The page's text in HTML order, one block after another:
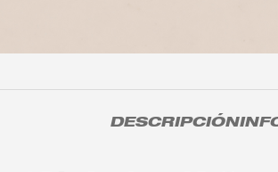
DESCRIPCIÓN